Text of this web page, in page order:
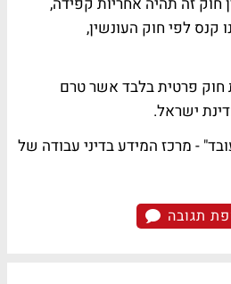
קנס לפי חוק העונשין,
חוק פרטית בלבד אשר טרם
ישראל.
- מרכז המידע בדיני עבודה של
תגובה